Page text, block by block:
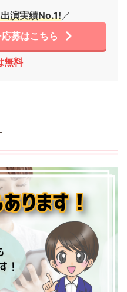
演実績No.1!／
募はこちら
無料